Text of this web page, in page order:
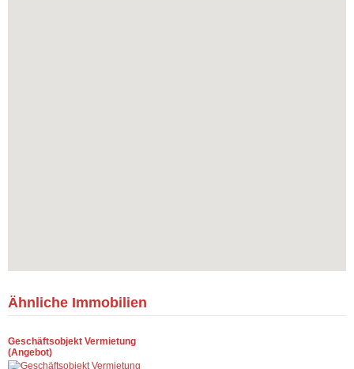
Ähnliche Immobilien
Geschäftsobjekt Vermietung
(Angebot)